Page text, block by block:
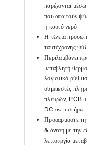
παρέχονται
που απαιτούν
ή καυτό νερό
Η τέλεια
ταυτόχρονης
Περιλαμβάνει
μεταβλητή
λογισμικό
συμπιεστές
πλευρών, PCB
DC ανεμιστήρα
Προσαρμόστε
& άνεση με την
λειτουργία